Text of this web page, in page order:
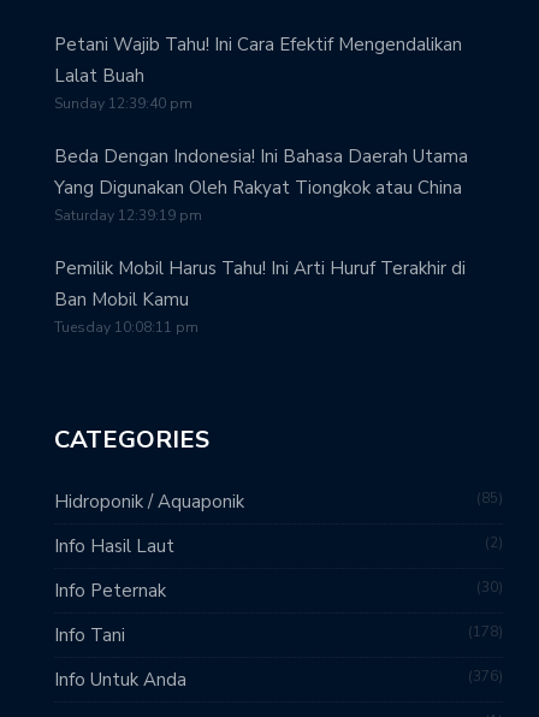
Petani Wajib Tahu! Ini Cara Efektif Mengendalikan
Lalat Buah
Sunday 12:39:40 pm
Beda Dengan Indonesia! Ini Bahasa Daerah Utama
Yang Digunakan Oleh Rakyat Tiongkok atau China
Saturday 12:39:19 pm
Pemilik Mobil Harus Tahu! Ini Arti Huruf Terakhir di
Ban Mobil Kamu
Tuesday 10:08:11 pm
CATEGORIES
Hidroponik / Aquaponik 85
Info Hasil Laut 2
Info Peternak 30
Info Tani 178
Info Untuk Anda 376